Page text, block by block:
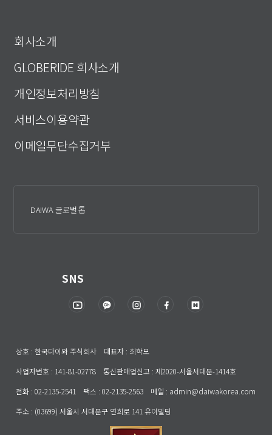
회사소개
GLOBERIDE 회사소개
개인정보처리방침
서비스이용약관
이메일무단수집거부
DAIWA 글로벌 톱
SNS
상호 : 한국다이와 주식회사 대표자 : 최학모
사업자번호 : 141-81-02778 통신판매업신고 : 제2020-서울서대문-1414호
전화 : 02-2135-2541 팩스 : 02-2135-2563 메일 : admin@daiwakorea.com
주소 : (03699) 서울시 서대문구 연희로 141 유이빌딩